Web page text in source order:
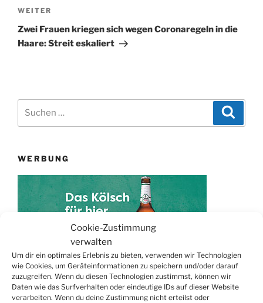
Cookie-Zustimmung
verwalten
Um dir ein optimales Erlebnis zu bieten, verwenden wir Technologien
wie Cookies, um Geräteinformationen zu speichern und/oder darauf
zuzugreifen. Wenn du diesen Technologien zustimmst, können wir
Daten wie das Surfverhalten oder eindeutige IDs auf dieser Website
verarbeiten. Wenn du deine Zustimmung nicht erteilst oder
Nächster
Beitrag
WEITER
Zwei Frauen kriegen sich wegen Coronaregeln in die
Haare: Streit eskaliert
WERBUNG
TERMINE